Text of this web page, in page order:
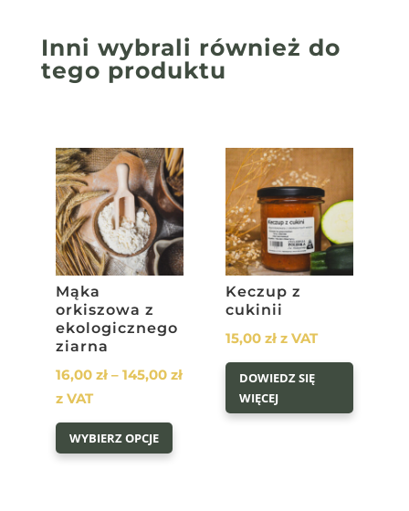
Inni wybrali również do
tego produktu
Mąka
orkiszowa z
ekologicznego
ziarna
16,00 zł – 145,00 złZakres
z VAT
WYBIERZ OPCJE
Ten
Keczup z
cukinii
15,00zł z VAT
DOWIEDZ SIĘ
WIĘCEJ